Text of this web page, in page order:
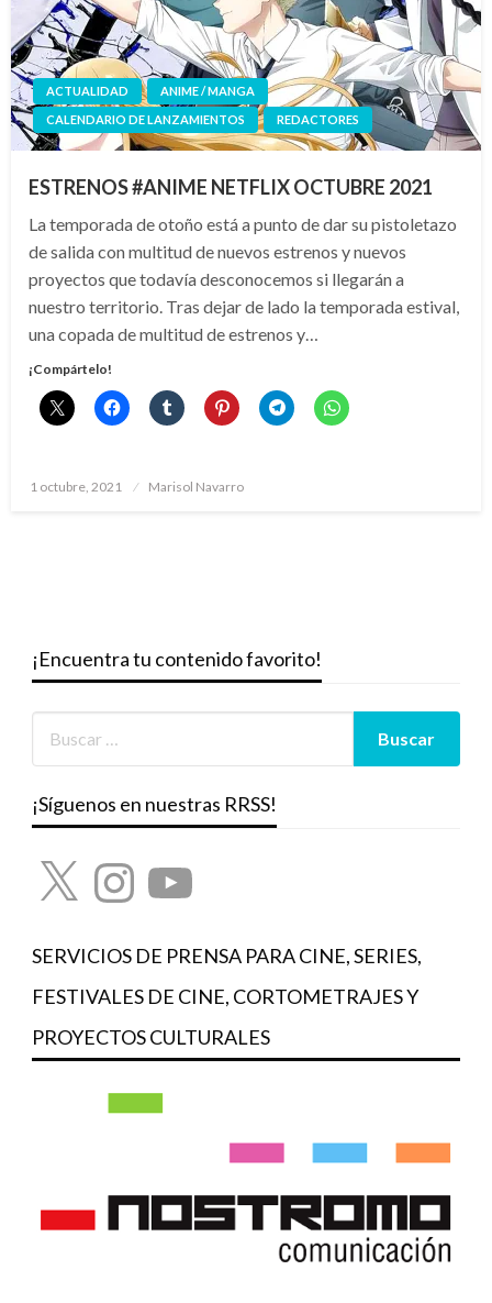
ACTUALIDAD
ANIME / MANGA
CALENDARIO DE LANZAMIENTOS
REDACTORES
ESTRENOS #ANIME NETFLIX OCTUBRE 2021
La temporada de otoño está a punto de dar su pistoletazo
de salida con multitud de nuevos estrenos y nuevos
proyectos que todavía desconocemos si llegarán a
nuestro territorio. Tras dejar de lado la temporada estival,
una copada de multitud de estrenos y…
¡Compártelo!
Publicado
1 octubre, 2021 Marisol Navarro
¡Encuentra tu contenido favorito!
¡Síguenos en nuestras RRSS!
X InstagramYouTube
SERVICIOS DE PRENSA PARA CINE, SERIES,
FESTIVALES DE CINE, CORTOMETRAJES Y
PROYECTOS CULTURALES